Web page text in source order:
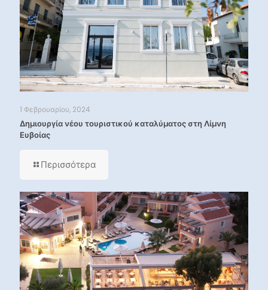
1 Φεβρουαρίου, 2024
Δημιουργία νέου τουριστικού καταλύματος στη Λίμνη
Ευβοίας
Περισσότερα